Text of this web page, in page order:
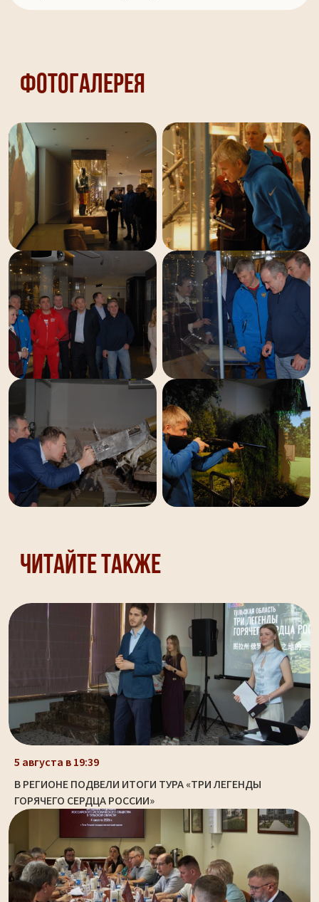
Фотогалерея
Читайте также
5 августа в 19:39
В РЕГИОНЕ ПОДВЕЛИ ИТОГИ ТУРА «ТРИ ЛЕГЕНДЫ
ГОРЯЧЕГО СЕРДЦА РОССИИ»